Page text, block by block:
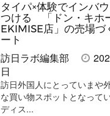
タイパ×体験でインバ
つける 「ドン・キホ
EKIMISE店」の売場づ
ート
訪日ラボ編集部
日
訪日外国人にとっていまや
な買い物スポットとなって
ディス...